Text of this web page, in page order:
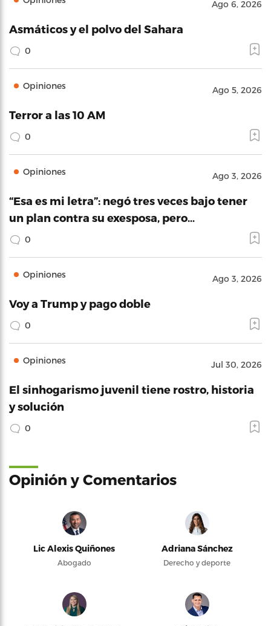
Ago 6, 2026
Asmáticos y el polvo del Sahara
0
Opiniones Ago 5, 2026
Terror a las 10 AM
0
Opiniones Ago 3, 2026
“Esa es mi letra”: negó tres veces bajo tener
un plan contra su exesposa, pero…
0
Opiniones Ago 3, 2026
Voy a Trump y pago doble
0
Opiniones Jul 30, 2026
El sinhogarismo juvenil tiene rostro, historia
y solución
0
Opinión y Comentarios
Lic Alexis Quiñones
Abogado
Adriana Sánchez
Derecho y deporte